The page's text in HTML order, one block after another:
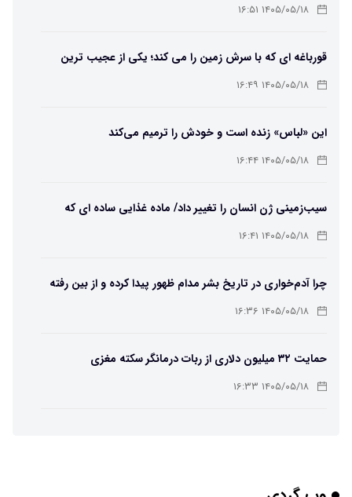
۱۴۰۵/۰۵/۱۸ ۱۶:۵۱
قورباغه ای که با سرش زمین را می کند؛ یکی از عجیب ترین
دوزیستان جهان
۱۴۰۵/۰۵/۱۸ ۱۶:۴۹
این «لباس» زنده است و خودش را ترمیم می‌کند
۱۴۰۵/۰۵/۱۸ ۱۶:۴۴
سیب‌زمینی ژن انسان را تغییر داد/ ماده غذایی ساده ای که
مسیر تکامل را عوض کرد!
۱۴۰۵/۰۵/۱۸ ۱۶:۴۱
چرا آدم‌خواری در تاریخ بشر مدام ظهور پیدا کرده و از بین رفته
است؟۱۴۰۵/۰۵/۱۸ ۱۶:۳۶
حمایت ۳۲ میلیون دلاری از ربات درمانگر سکته مغزی
۱۴۰۵/۰۵/۱۸ ۱۶:۳۳